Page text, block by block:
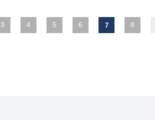
3 4 5 6 7 8